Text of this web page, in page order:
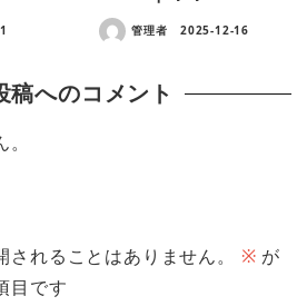
管理者 2025-12-16
稿へのコメント
れることはありません。 ※ が
目です